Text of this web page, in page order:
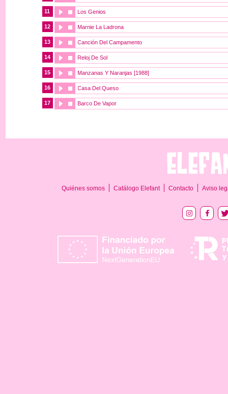
11 Los Genios
12 Marnie La Ladrona
13 Canción Del Campamento
14 Reloj De Sol
15 Manzanas Y Naranjas [1988]
16 Casa Del Queso
17 Barco De Vapor
Quiénes somos Catálogo Elefant Contacto Aviso